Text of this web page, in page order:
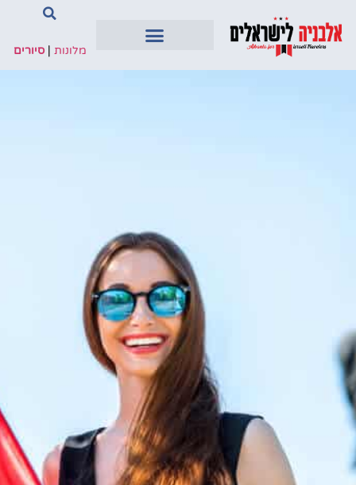
מלונות |סיורים